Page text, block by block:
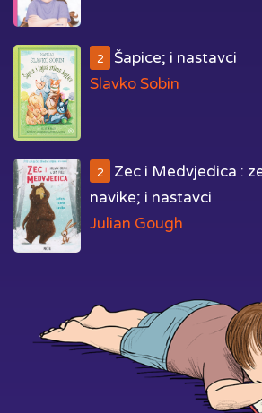
2
Šapice; i nastavci
Slavko Sobin
2
Zec i Medvjedica :
navike; i nastavci
Julian Gough